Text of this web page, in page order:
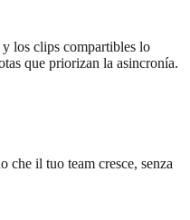
los clips compartibles lo
que priorizan la asincronía.
che il tuo team cresce, senza